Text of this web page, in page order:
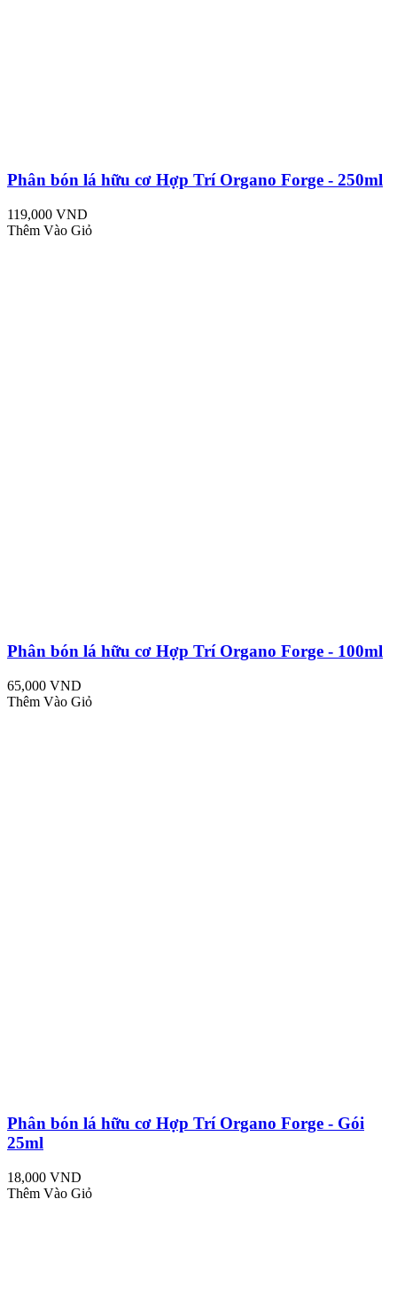
Phân bón lá hữu cơ Hợp Trí Organo Forge - 250ml
119,000 VND
Thêm Vào Giỏ
Phân bón lá hữu cơ Hợp Trí Organo Forge - 100ml
65,000 VND
Thêm Vào Giỏ
Phân bón lá hữu cơ Hợp Trí Organo Forge - Gói
25ml
18,000 VND
Thêm Vào Giỏ